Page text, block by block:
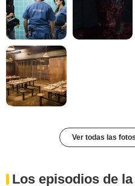
Ver todas las
Los episodios de